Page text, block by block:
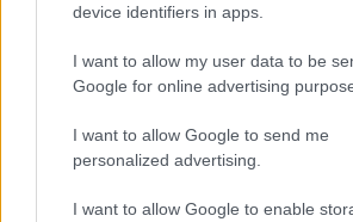
device identifiers in apps.
I want to allow my user data to be
Google for online advertising
I want to allow Google to send me
personalized advertising.
I want to allow Google to enable
Paks II.: Mit jelent az
árnyékában?
Elkészült a Liszt
közelében lévő